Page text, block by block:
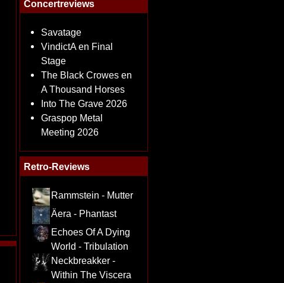
Concertreviews
Savatage
VindictA en Final
Stage
The Black Crowes en
A Thousand Horses
Into The Grave 2026
Graspop Metal
Meeting 2026
Retro-Reviews
Rammstein - Mutter
Äera - Phantast
Echoes Of A Dying
World - Tribulation
Neckbreakker -
Within The Viscera